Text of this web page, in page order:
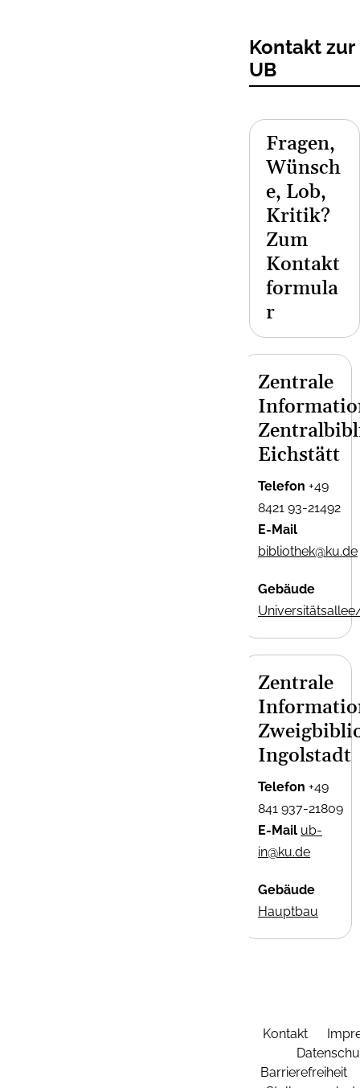
Kontakt zur
UB
Fragen,
Wünsch
e, Lob,
Kritik?
Zum
Kontakt
formula
r
Zentrale
Eichstätt
Telefon +49
8421 93-21492
E-Mail
bibliothek@ku.de
Gebäude
Zentrale
Ingolstadt
Telefon +49
841 937-21809
E-Mail ub-
in@ku.de
Gebäude
Hauptbau
Kontakt
Barrierefreiheit